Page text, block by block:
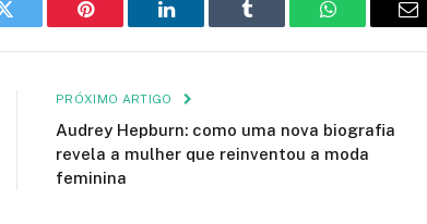
Twitter Pinterest LinkedIn Tumblr WhatsAppE-
PRÓXIMO ARTIGO
Audrey Hepburn: como uma nova biografia
revela a mulher que reinventou a moda
feminina